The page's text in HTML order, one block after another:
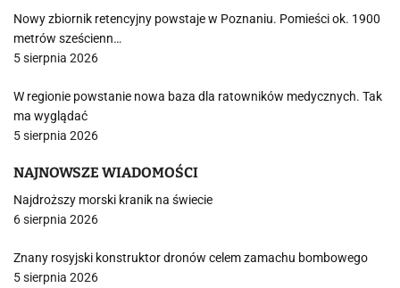
Nowy zbiornik retencyjny powstaje w Poznaniu. Pomieści ok. 1900
metrów sześcienn…
5 sierpnia 2026
W regionie powstanie nowa baza dla ratowników medycznych. Tak
ma wyglądać
5 sierpnia 2026
NAJNOWSZE WIADOMOŚCI
Najdroższy morski kranik na świecie
6 sierpnia 2026
Znany rosyjski konstruktor dronów celem zamachu bombowego
5 sierpnia 2026